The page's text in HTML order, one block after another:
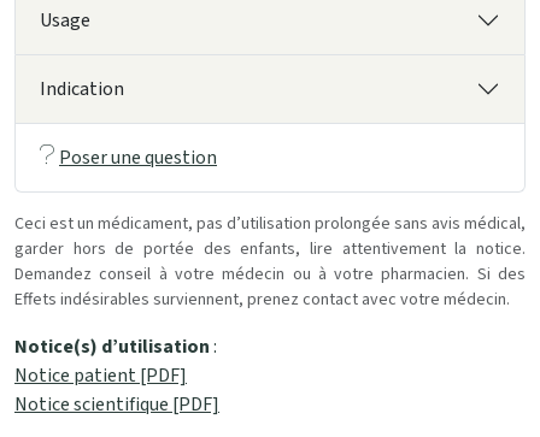
Usage
Indication
Poser une question
Ceci est un médicament, pas d’utilisation prolongée sans avis médical,
garder hors de portée des enfants, lire attentivement la notice.
Demandez conseil à votre médecin ou à votre pharmacien. Si des
Effets indésirables surviennent, prenez contact avec votre médecin.
Notice(s) d’utilisation:
Notice patient [PDF]
Notice scientifique [PDF]